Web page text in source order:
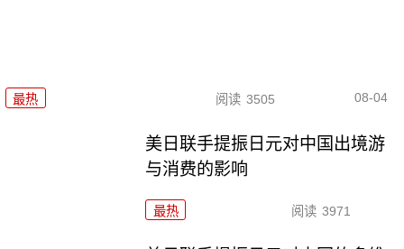
最热 阅读 3505 08-04
美日联手提振日元对中国出境游
与消费的影响
最热 阅读 3971